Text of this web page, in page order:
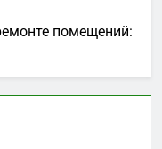
помещений: